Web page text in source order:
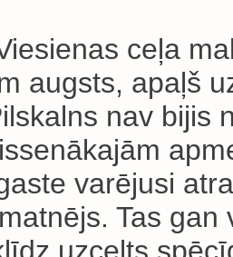
ceļa
augsts, apaļš
nav bijis
varējusi
Tas